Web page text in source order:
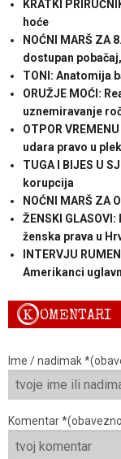
KRATKI
hoće
NOĆNI MARŠ ZA
dostupan
TONI: Anatomija
ORUŽJE MOĆI:
uznemiravanje
OTPOR
udara pravo u
TUGA I BIJES U
korupcija
NOĆNI MARŠ ZA
ŽENSKI
ženska prava u
INTERVJU
Amerikanci
KOMENTARI
Ime / nadimak
Komentar